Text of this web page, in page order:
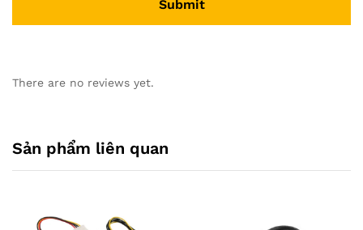
There are no reviews yet.
Sản phẩm liên quan